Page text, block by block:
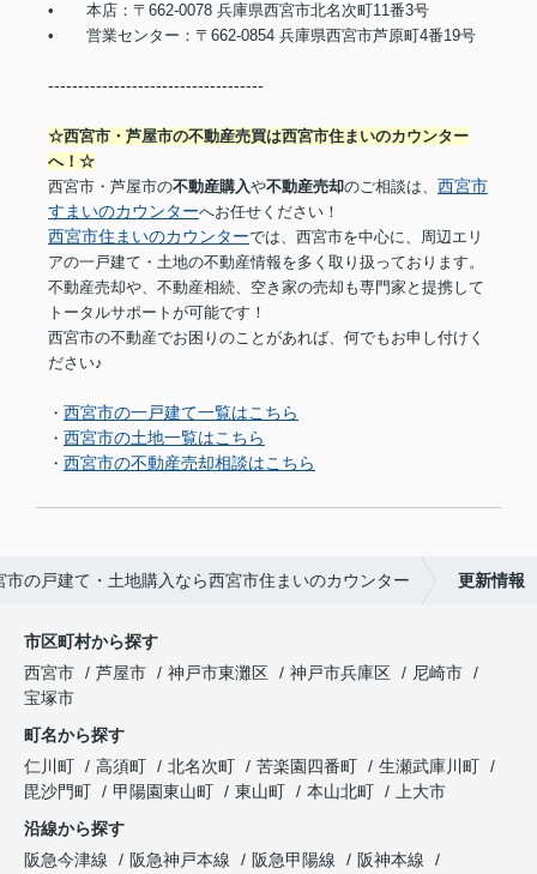
•
本店：〒662-0078 兵庫県西宮市北名次町11番3号
•
営業センター：〒662-0854 兵庫県西宮市芦原町4番19号
------------------------------------
☆西宮市・芦屋市の不動産売買は西宮市住まいのカウンター
へ！☆
西宮市・芦屋市の不動産購入や不動産売却のご相談は、 西宮市
すまいのカウンターへお任せください！
西宮市住まいのカウンターでは、西宮市を中心に、周辺エリ
アの一戸建て・土地の不動産情報を多く取り扱っております。
不動産売却や、不動産相続、空き家の売却も専門家と提携して
トータルサポートが可能です！
西宮市の不動産でお困りのことがあれば、何でもお申し付けく
ださい♪
・ 西宮市の一戸建て一覧はこちら
・ 西宮市の土地一覧はこちら
・ 西宮市の不動産売却相談はこちら
市の戸建て・土地購入なら西宮市住まいのカウンター 更新情報
市区町村から探す
西宮市
芦屋市 神戸市東灘区 神戸市兵庫区
尼崎市
宝塚市
町名から探す
仁川町
高須町 北名次町 苦楽園四番町
生瀬武庫川町
毘沙門町
甲陽園東山町 東山町 本山北町
上大市
沿線から探す
阪急今津線
阪急神戸本線 阪急甲陽線
阪神本線